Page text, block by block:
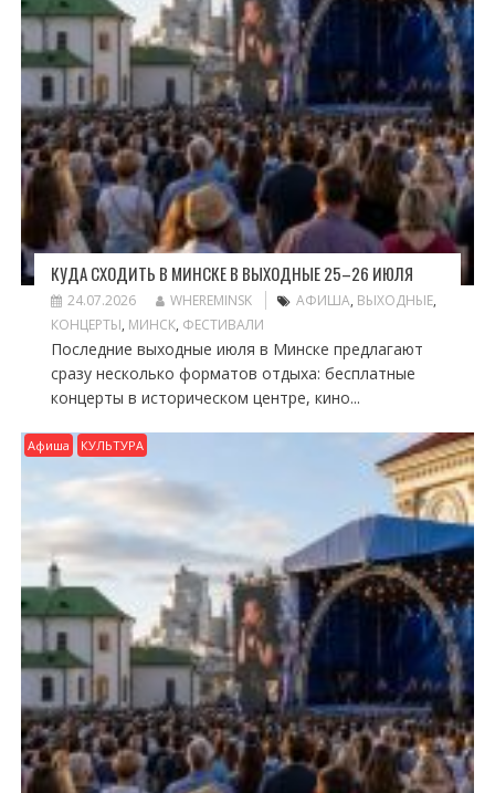
КУДА СХОДИТЬ В МИНСКЕ В ВЫХОДНЫЕ 25–26 ИЮЛЯ
24.07.2026 WHEREMINSK АФИША, ВЫХОДНЫЕ,
КОНЦЕРТЫ, МИНСК, ФЕСТИВАЛИ
Последние выходные июля в Минске предлагают
сразу несколько форматов отдыха: бесплатные
концерты в историческом центре, кино...
Афиша КУЛЬТУРА